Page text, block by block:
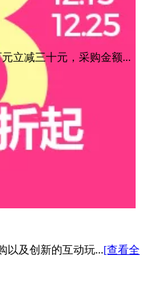
立减三十元，采购金额...
以及创新的互动玩...[查看全